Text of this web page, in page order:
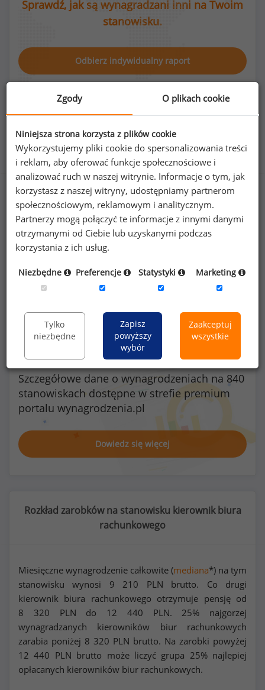
Sprawdź, jak są wynagradzani inni na Twoim
stanowisku.
Odbierz indywidualny raport
Rozkład płci na stanowisku kierownik biura
rachunkowego
100% 0%
Szczegółowe dane o wynagrodzeniach na 840
stanowiskach dostępne w strefie premium
portalu wynagrodzenia.pl
Dowiedz się więcej
Rozkład zarobków na stanowisku kierownik biura
rachunkowego
Miesięczne wynagrodzenie całkowite (mediana*) na tym
stanowisku wynosi 9 210 PLN brutto. Co drugi
kierownik biura rachunkowego otrzymuje pensję od
8 320 PLN do 12 440 PLN. 25% najgorzej
wynagradzanych kierowników biur rachunkowych
zarabia poniżej 8 320 PLN brutto. Na zarobki powyżej
12 440 PLN brutto może liczyć grupa 25% najlepiej
opłacanych kierowników biur rachunkowych.
Zgody O plikach cookie
Niniejsza strona korzysta z plików cookie
Wykorzystujemy pliki cookie do spersonalizowania treści
i reklam, aby oferować funkcje społecznościowe i
analizować ruch w naszej witrynie. Informacje o tym, jak
korzystasz z naszej witryny, udostępniamy partnerom
społecznościowym, reklamowym i analitycznym.
Partnerzy mogą połączyć te informacje z innymi danymi
otrzymanymi od Ciebie lub uzyskanymi podczas
korzystania z ich usług.
Niezbędne Preferencje Statystyki Marketing
Tylko
niezbędne
Zapisz
powyższy
wybór
Zaakceptuj
wszystkie